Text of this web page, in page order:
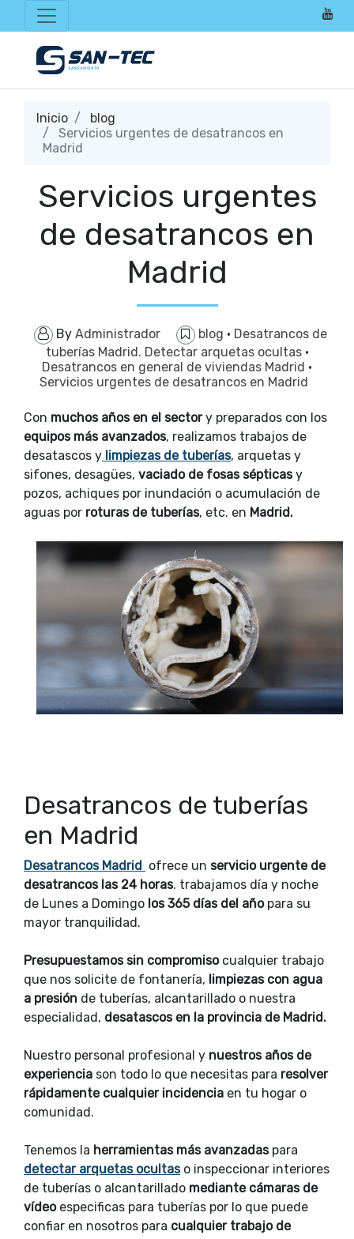
Inicio
blog
Servicios urgentes de desatrancos en
Madrid
Servicios urgentes
de desatrancos en
Madrid
By Administrador blog · Desatrancos de
tuberías Madrid. Detectar arquetas ocultas ·
Desatrancos en general de viviendas Madrid ·
Servicios urgentes de desatrancos en Madrid
Con muchos años en el sectory preparados con los
equipos más avanzados, realizamos trabajos de
desatascos y limpiezas de tuberías, arquetas y
sifones, desagües, vaciado de fosas sépticasy
pozos, achiques por inundación o acumulación de
aguas por roturas de tuberías, etc. en Madrid.
Desatrancos de tuberías
en Madrid
Desatrancos Madrid ofrece un servicio urgente de
desatrancos las 24 horas. trabajamos día y noche
de Lunes a Domingo los 365 días del añopara su
mayor tranquilidad.
Presupuestamos sin compromisocualquier trabajo
que nos solicite de fontanería, limpiezas con agua
a presión de tuberías, alcantarillado o nuestra
especialidad, desatascos en la provincia de Madrid.
Nuestro personal profesional y nuestros años de
experiencia son todo lo que necesitas para resolver
rápidamente cualquier incidencia en tu hogar o
comunidad.
Tenemos la herramientas más avanzadaspara
detectar arquetas ocultaso inspeccionar interiores
de tuberías o alcantarillado mediante cámaras de
vídeoespecificas para tuberías por lo que puede
confiar en nosotros para cualquier trabajo de